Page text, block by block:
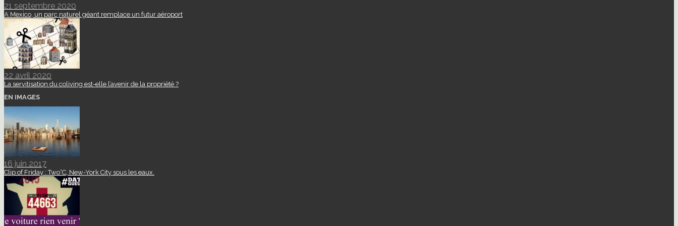
21 septembre 2020
A Mexico, un parc naturel géant remplace un futur aéroport
22 avril 2020
La servitisation du coliving est-elle l’avenir de la propriété ?
EN IMAGES
16 juin 2017
Clip of Friday : Two°C, New-York City sous les eaux.